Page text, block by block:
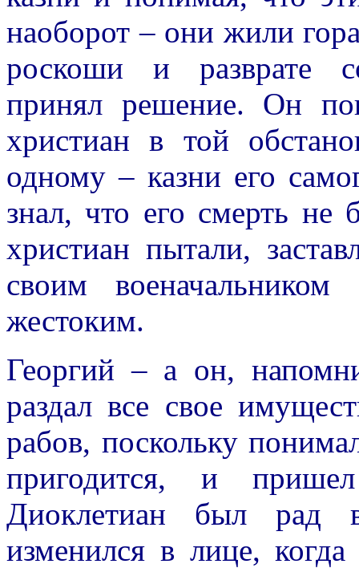
наоборот – они жили
роскоши и разврате
принял решение. Он
христиан в той
одному – казни его
знал, что его смерть не
христиан пытали,
своим
жестоким.
Георгий – а он,
раздал все свое
рабов, поскольку
пригодится, и
Диоклетиан был рад
изменился в лице,